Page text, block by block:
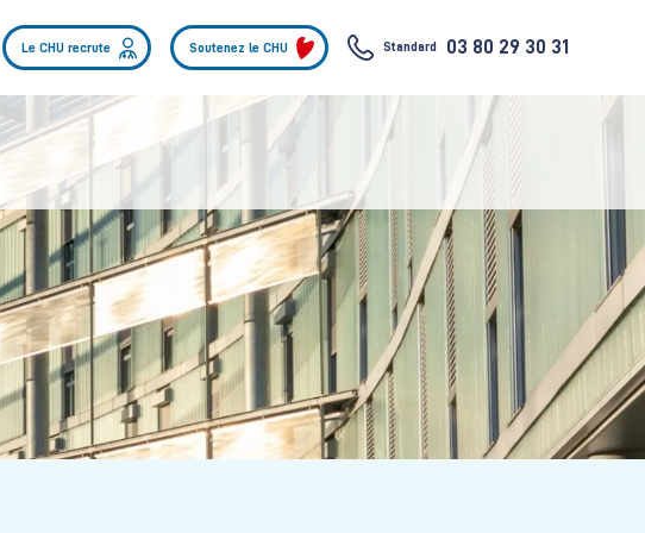
Le CHU recrute Soutenez le CHU Standard 03 80 29 30 31